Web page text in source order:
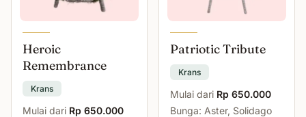
Heroic
Remembrance
Krans
Mulai dari Rp 650.000
Patriotic Tribute
Krans
Mulai dari Rp 650.000
Bunga: Aster, Solidago